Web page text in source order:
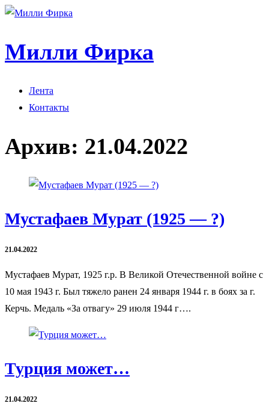
Милли Фирка
Лента
Контакты
Архив: 21.04.2022
Мустафаев Мурат (1925 — ?)
21.04.2022
Мустафаев Мурат, 1925 г.р. В Великой Отечественной войне с
10 мая 1943 г. Был тяжело ранен 24 января 1944 г. в боях за г.
Керчь. Медаль «За отвагу» 29 июля 1944 г….
Турция может…
21.04.2022